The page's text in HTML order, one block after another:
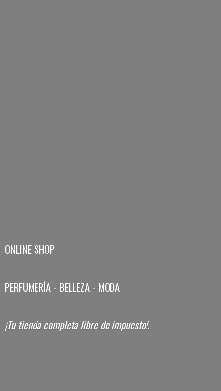
ONLINE SHOP
PERFUMERÍA - BELLEZA - MODA
¡Tu tienda completa librede impuesto!.